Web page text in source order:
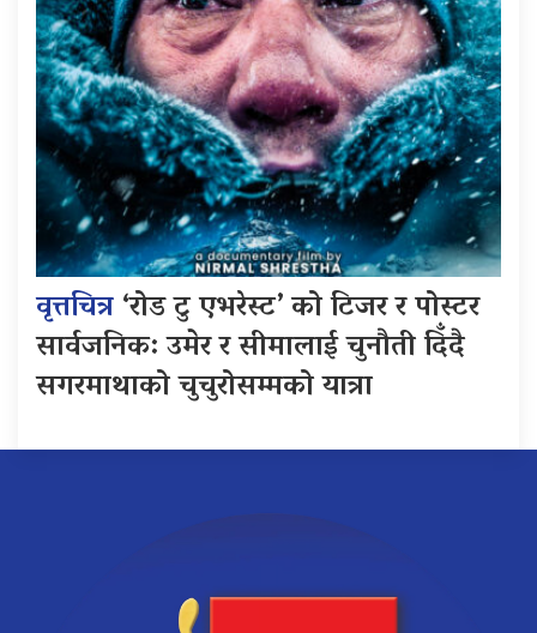
वृत्तचित्र‘रोड टु एभरेस्ट’ को टिजर र पोस्टर
सार्वजनिक: उमेर र सीमालाई चुनौती दिँदै
सगरमाथाको चुचुरोसम्मको यात्रा